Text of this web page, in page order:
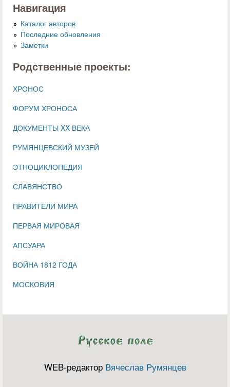
Навигация
Каталог авторов
Последние обновления
Заметки
Родственные проекты:
ХРОНОС
ФОРУМ ХРОНОСА
ДОКУМЕНТЫ XX ВЕКА
РУМЯНЦЕВСКИЙ МУЗЕЙ
ЭТНОЦИКЛОПЕДИЯ
СЛАВЯНСТВО
ПРАВИТЕЛИ МИРА
ПЕРВАЯ МИРОВАЯ
АПСУАРА
ВОЙНА 1812 ГОДА
МОСКОВИЯ
WEB-редактор Вячеслав Румянцев